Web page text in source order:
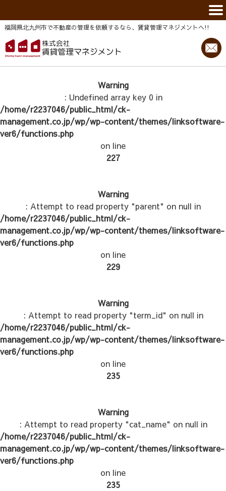
福岡県北九州市で不動産の管理を依頼するなら、賃貸管理マネジメントヘ!!
Warning
: Undefined array key 0 in
/home/r2237046/public_html/ck-
management.co.jp/wp/wp-content/themes/linksoftware-
ver6/functions.php
on line
227
Warning
: Attempt to read property "parent" on null in
/home/r2237046/public_html/ck-
management.co.jp/wp/wp-content/themes/linksoftware-
ver6/functions.php
on line
229
Warning
: Attempt to read property "term_id" on null in
/home/r2237046/public_html/ck-
management.co.jp/wp/wp-content/themes/linksoftware-
ver6/functions.php
on line
235
Warning
: Attempt to read property "cat_name" on null in
/home/r2237046/public_html/ck-
management.co.jp/wp/wp-content/themes/linksoftware-
ver6/functions.php
on line
235